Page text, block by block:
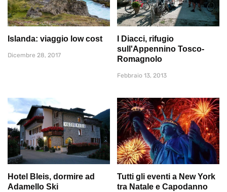
Islanda: viaggio low cost
Dicembre 28, 2017
I Diacci, rifugio
sull'Appennino Tosco-
Romagnolo
Febbraio 13, 2013
Hotel Bleis, dormire ad
Adamello Ski
Tutti gli eventi a New York
tra Natale e Capodanno